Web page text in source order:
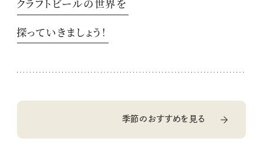
クラフトビールの世界を
探っていきましょう！
季節のおすすめを見る